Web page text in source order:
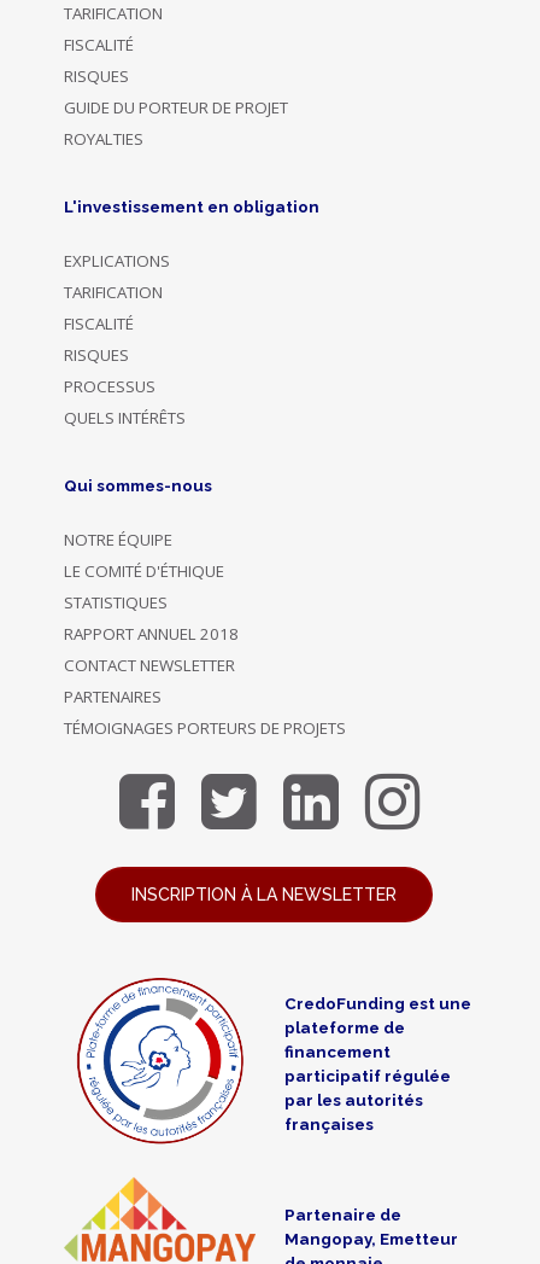
TARIFICATION
FISCALITÉ
RISQUES
GUIDE DU PORTEUR DE PROJET
ROYALTIES
L'investissement en obligation
EXPLICATIONS
TARIFICATION
FISCALITÉ
RISQUES
PROCESSUS
QUELS INTÉRÊTS
Qui sommes-nous
NOTRE ÉQUIPE
LE COMITÉ D'ÉTHIQUE
STATISTIQUES
RAPPORT ANNUEL 2018
CONTACT NEWSLETTER
PARTENAIRES
TÉMOIGNAGES PORTEURS DE PROJETS
INSCRIPTION À LA NEWSLETTER
CredoFunding est une
plateforme de
financement
participatif régulée
par les autorités
françaises
Partenaire de
Mangopay, Emetteur